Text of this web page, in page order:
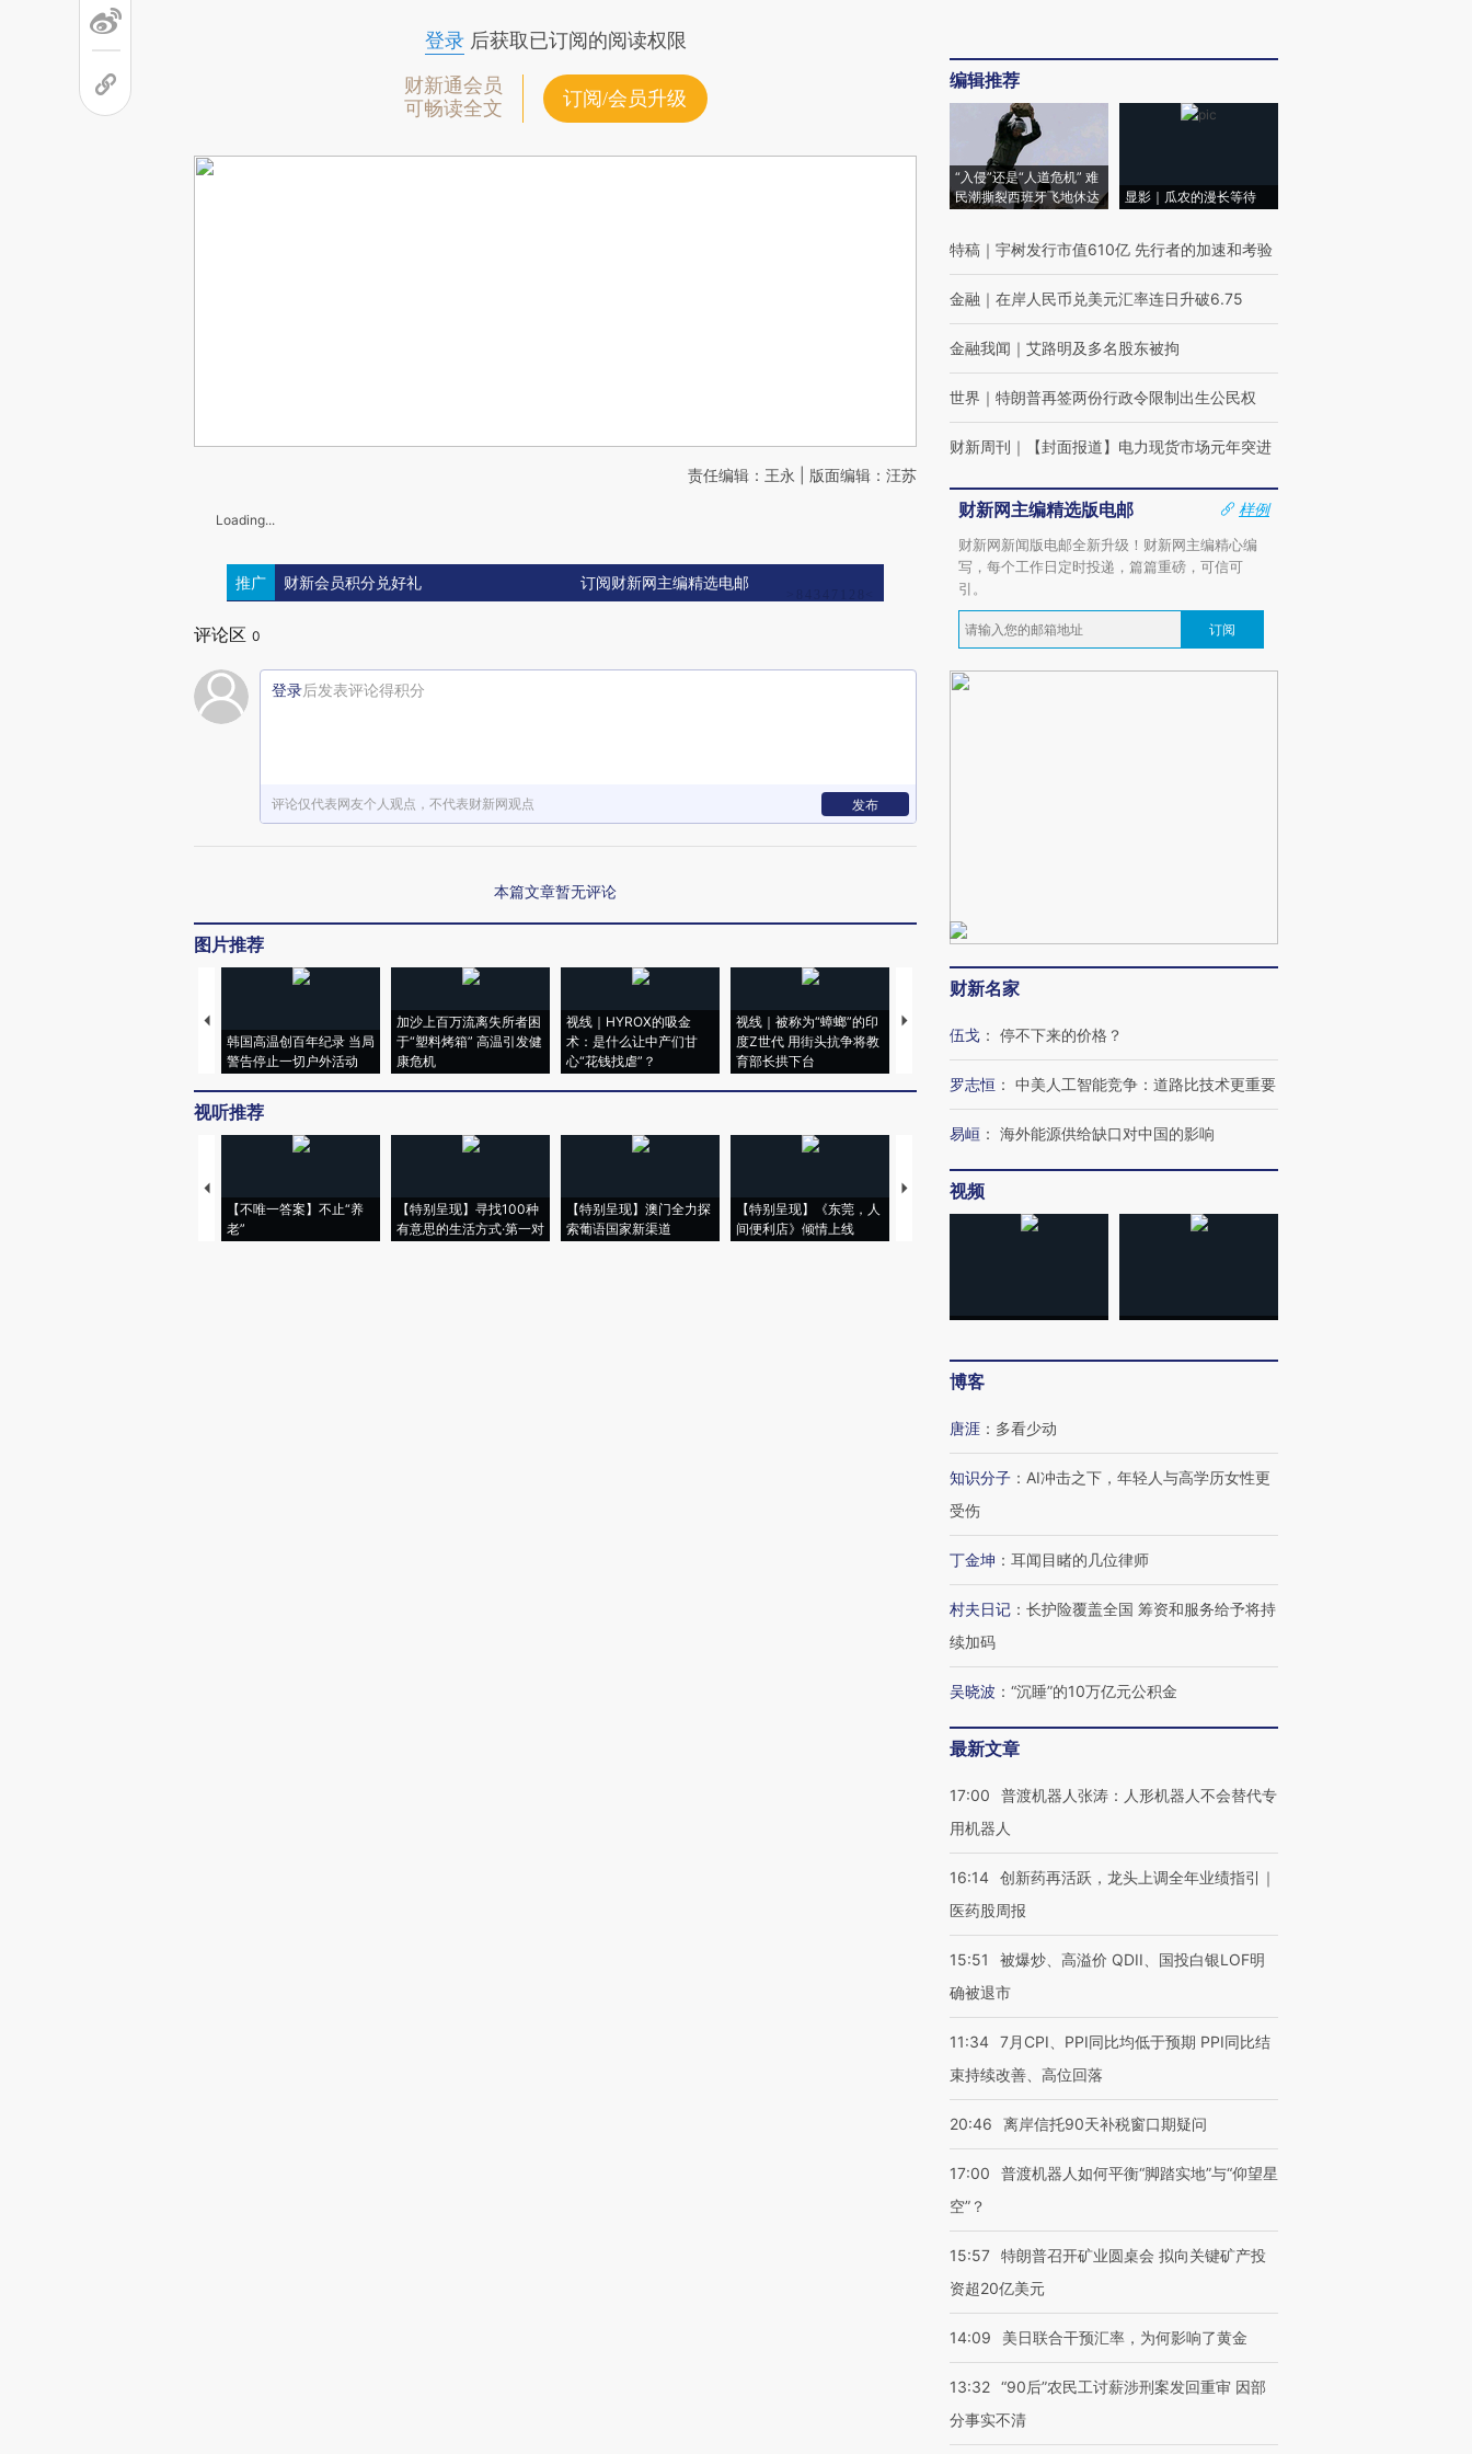
登录后获取已订阅的阅读权限
财新通会员
可畅读全文
订阅/会员升级
责任编辑：王永 | 版面编辑：汪苏
Loading...
推广 财新会员积分兑好礼 订阅财新网主编精选电邮
评论区 0
登录后发表评论得积分
评论仅代表网友个人观点，不代表财新网观点 发布
本篇文章暂无评论
图片推荐
韩国高温创百年纪录 当局
警告停止一切户外活动
加沙上百万流离失所者困
于“塑料烤箱” 高温引发健
康危机
视线｜HYROX的吸金
术：是什么让中产们甘
心“花钱找虐”？
视线｜被称为“蟑螂”的印
度Z世代 用街头抗争将教
育部长拱下台
视线｜“入侵”还是“人道危
机”？难民潮撕裂西班牙
飞地休达
128毫米 紧急转移近
4000人
米
视听推荐
【不唯一答案】不止“养
老”
【特别呈现】寻找100种
有意思的生活方式·第一对
【特别呈现】澳门全力探
索葡语国家新渠道
【特别呈现】《东莞，人
间便利店》倾情上线
【推广】走进第四届链博
有意思的生活方式·第三对
编辑推荐
“入侵”还是“人道危机” 难
民潮撕裂西班牙飞地休达
显影｜瓜农的漫长等待
特稿 ｜ 宇树发行市值610亿 先行者的加速和考验
金融 ｜ 在岸人民币兑美元汇率连日升破6.75
金融我闻 ｜ 艾路明及多名股东被拘
世界 ｜ 特朗普再签两份行政令限制出生公民权
财新周刊 ｜ 【封面报道】电力现货市场元年突进
财新网主编精选版电邮
样例
财新网新闻版电邮全新升级！财新网主编精心编
写，每个工作日定时投递，篇篇重磅，可信可
引。
订阅
财新名家
伍戈 ： 停不下来的价格？
罗志恒 ： 中美人工智能竞争：道路比技术更重要
易峘 ： 海外能源供给缺口对中国的影响
视频
博客
唐涯 ： 多看少动
知识分子 ： AI冲击之下，年轻人与高学历女性更
受伤
丁金坤 ： 耳闻目睹的几位律师
村夫日记 ： 长护险覆盖全国 筹资和服务给予将持
续加码
吴晓波 ： “沉睡”的10万亿元公积金
最新文章
17:00
普渡机器人张涛：人形机器人不会替代专
用机器人
16:14 创新药再活跃，龙头上调全年业绩指引｜
医药股周报
15:51
被爆炒、高溢价 QDII、国投白银LOF明
确被退市
11:34 7月CPI、PPI同比均低于预期 PPI同比结
束持续改善、高位回落
20:46 离岸信托90天补税窗口期疑问
17:00
普渡机器人如何平衡“脚踏实地”与“仰望星
空”？
15:57 特朗普召开矿业圆桌会 拟向关键矿产投
资超20亿美元
14:09 美日联合干预汇率，为何影响了黄金
13:32 “90后”农民工讨薪涉刑案发回重审 因部
分事实不清